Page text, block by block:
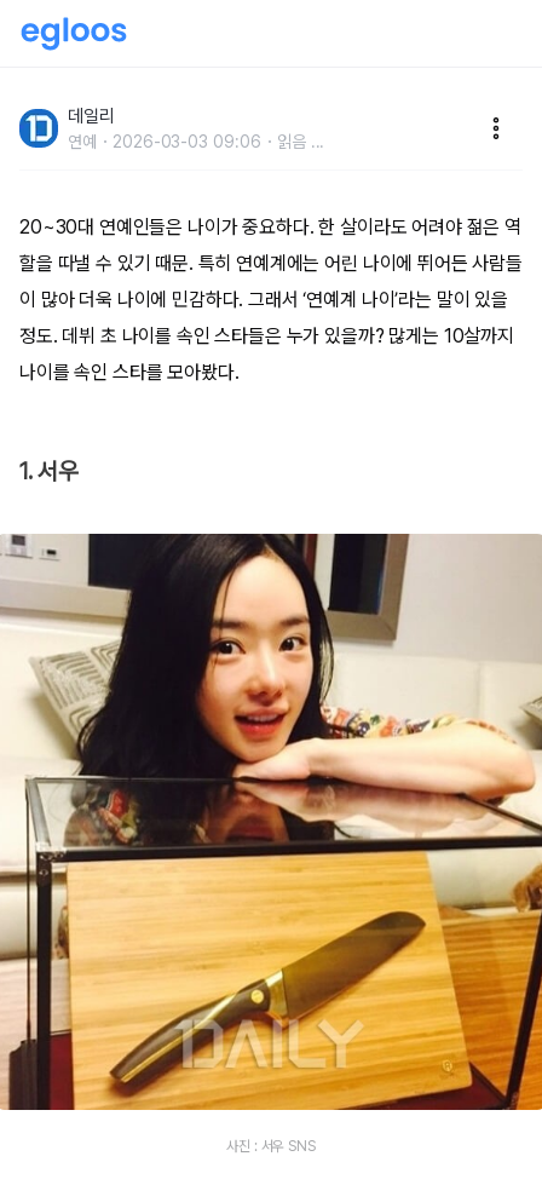
데일리
연예 2026-03-03 09:06 읽음 ...
20~30대 연예인들은 나이가 중요하다. 한 살이라도 어려야 젊은 역
할을 따낼 수 있기 때문. 특히 연예계에는 어린 나이에 뛰어든 사람들
이 많아 더욱 나이에 민감하다. 그래서 ‘연예계 나이’라는 말이 있을
정도. 데뷔 초 나이를 속인 스타들은 누가 있을까? 많게는 10살까지
나이를 속인 스타를 모아봤다.
1. 서우
사진 : 서우 SNS